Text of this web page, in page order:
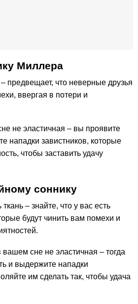
Миллера
предвещает, что неверные друзья
ввергая в потери и
не эластичная – вы проявите
нападки завистников, которые
чтобы заставить удачу
соннику
– знайте, что у вас есть
будут чинить вам помехи и
сне не эластичная – тогда
и выдержите нападки
им сделать так, чтобы удача